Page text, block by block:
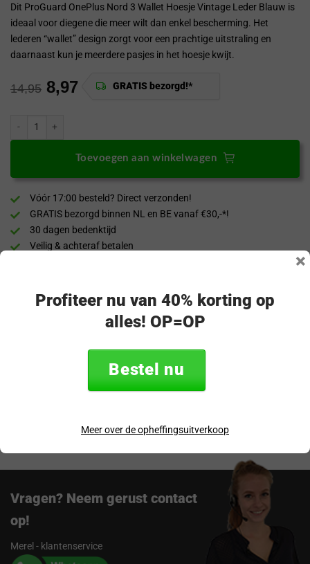
Dit ProGuard OnePlus Nord 3 Wallet Hoesje Vintage Leder Blauw is
ideaal voor diegene die meer wilt dan enkel bescherming. Het
lederen “wallet” design zorgt voor een prachtige uitstraling en
daarnaast kun je meerdere pasjes in het hoesje kwijt.
GRATIS bezorgd!*
14,95 8,97
Toevoegen aan winkelwagen
Vóór 17:00 besteld? Direct verzonden!
GRATIS bezorgd binnen NL en BE vanaf €30,-*!
30 dagen bedenktijd
Veilig & achteraf betalen
Productomschrijving
Verzending & retourneren
Vragen? Neem gerust contact
op!
Merel - klantenservice
Profiteer nu van 40% korting op
alles! OP=OP
Bestel nu
Meer over de opheffingsuitverkoop
×